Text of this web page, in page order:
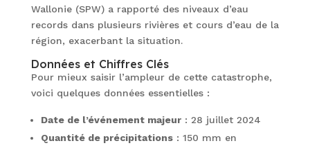
Wallonie (SPW) a rapporté des niveaux d’eau
records dans plusieurs rivières et cours d’eau de la
région, exacerbant la situation.
Données et Chiffres Clés
Pour mieux saisir l’ampleur de cette catastrophe,
voici quelques données essentielles :
Date de l’événement majeur: 28 juillet 2024
Quantité de précipitations: 150 mm en